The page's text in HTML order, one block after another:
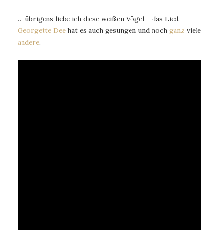
… übrigens liebe ich diese weißen Vögel – das Lied.
Georgette Dee hat es auch gesungen und noch ganz viele
andere.